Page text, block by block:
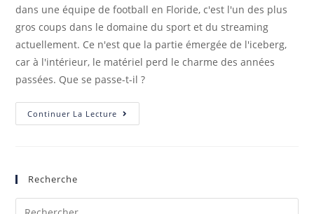
dans une équipe de football en Floride, c'est l'un des plus
gros coups dans le domaine du sport et du streaming
actuellement. Ce n'est que la partie émergée de l'iceberg,
car à l'intérieur, le matériel perd le charme des années
passées. Que se passe-t-il ?
Continuer La Lecture
Recherche